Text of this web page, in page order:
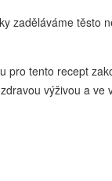
zaděláváme těsto
pro tento recept
výživou a